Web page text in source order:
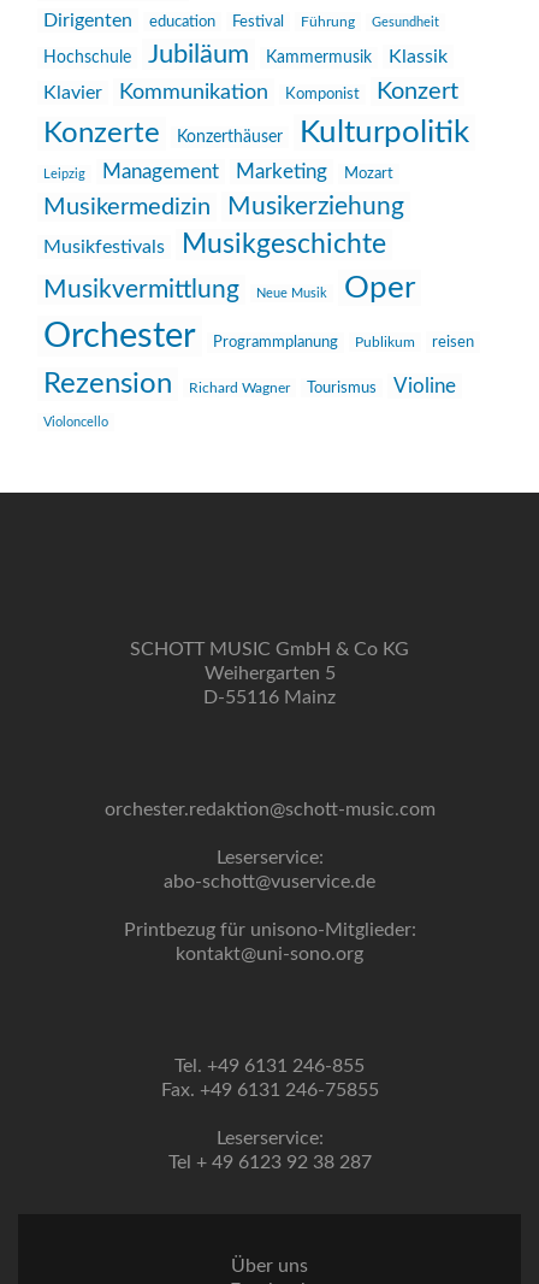
Dirigenten education Festival Führung Gesundheit
Hochschule Jubiläum Kammermusik
Klassik
Klavier
Kommunikation Komponist Konzert
Konzerte Konzerthäuser Kulturpolitik
Leipzig Management Marketing Mozart
Musikermedizin Musikerziehung
Musikfestivals Musikgeschichte
Musikvermittlung Neue Musik Oper
Orchester Programmplanung Publikum reisen
Rezension Richard Wagner Tourismus Violine
Violoncello
SCHOTT MUSIC GmbH & Co KG
Weihergarten 5
D-55116 Mainz
orchester.redaktion@schott-music.com
Leserservice:
abo-schott@vuservice.de
Printbezug für unisono-Mitglieder:
kontakt@uni-sono.org
Tel. +49 6131 246-855
Fax. +49 6131 246-75855
Leserservice:
Tel + 49 6123 92 38 287
Über uns